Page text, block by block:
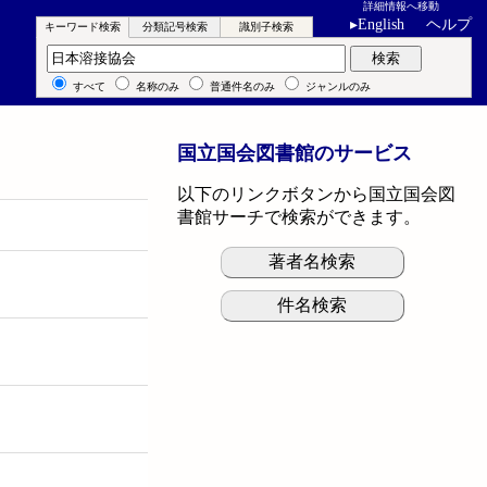
詳細情報へ移動
▸English ヘルプ
キーワード検索 分類記号検索 識別子検索
キーワード検索 検索
すべて 名称のみ 普通件名のみ ジャンルのみ
国立国会図書館のサービス
以下のリンクボタンから国立国会図
書館サーチで検索ができます。
著者名検索
件名検索